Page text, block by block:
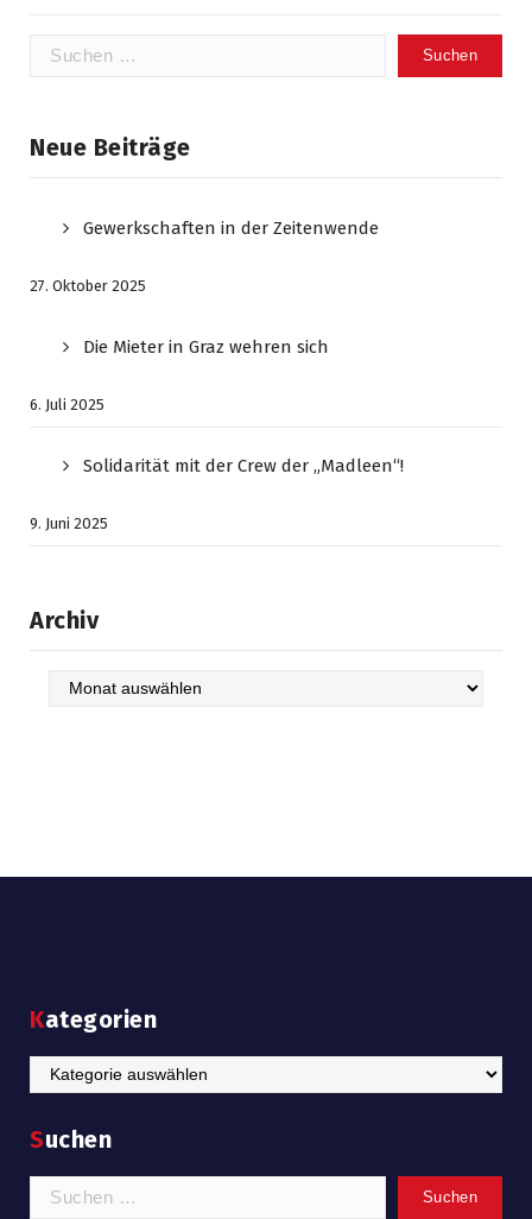
Suchen
Neue Beiträge
Gewerkschaften in der Zeitenwende
27. Oktober 2025
Die Mieter in Graz wehren sich
6. Juli 2025
Solidarität mit der Crew der „Madleen“!
9. Juni 2025
Archiv
Archiv
Kategorien
Kategorien
Suchen
Suchen